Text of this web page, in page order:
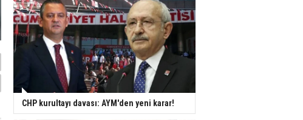
CHP kurultayı davası: AYM'den yeni karar!